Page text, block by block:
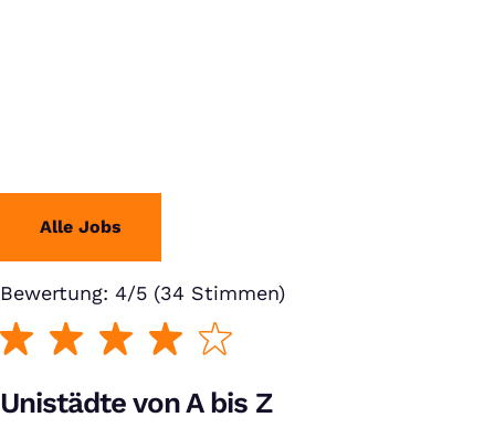
Alle Jobs
Bewertung: 4/5 (34 Stimmen)
Unistädte von A bis Z